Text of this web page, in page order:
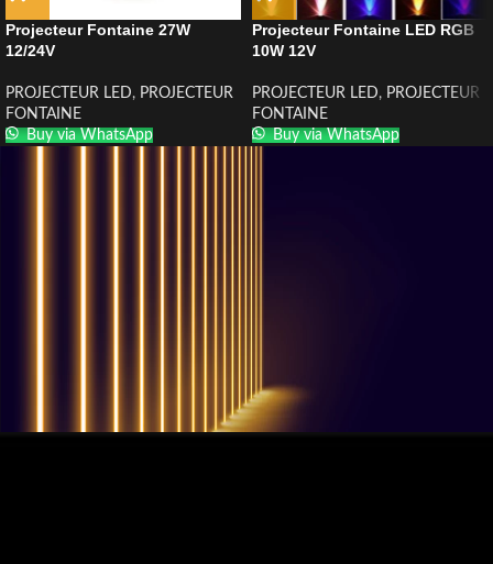
Projecteur Fontaine 27W
12/24V
PROJECTEUR LED, PROJECTEUR
FONTAINE
Buy via WhatsApp
Projecteur Fontaine LED RGB
10W 12V
PROJECTEUR LED, PROJECTEUR
FONTAINE
Buy via WhatsApp